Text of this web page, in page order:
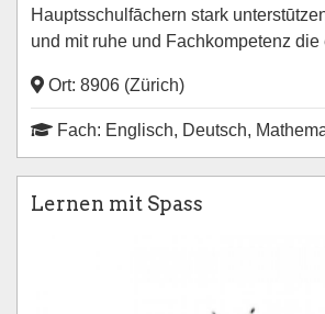
Hauptsschulfāchern stark
und mit ruhe und Fachkompetenz die
Ort: 8906 (Zürich)
Fach: Englisch, Deutsch,
Lernen mit Spass